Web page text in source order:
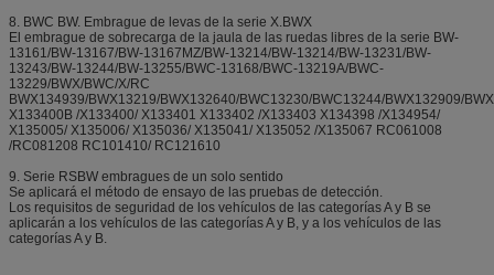
8. BWC BW. Embrague de levas de la serie X.BWX
El embrague de sobrecarga de la jaula de las ruedas libres de la serie BW-
13161/BW-13167/BW-13167MZ/BW-13214/BW-13214/BW-13231/BW-
13243/BW-13244/BW-13255/BWC-13168/BWC-13219A/BWC-
13229/BWX/BWC/X/RC
BWX134939/BWX13219/BWX132640/BWC13230/BWC13244/BWX132909/
X133400B /X133400/ X133401 X133402 /X133403 X134398 /X134954/
X135005/ X135006/ X135036/ X135041/ X135052 /X135067 RC061008
/RC081208 RC101410/ RC121610
9. Serie RSBW embragues de un solo sentido
Se aplicará el método de ensayo de las pruebas de detección.
Los requisitos de seguridad de los vehículos de las categorías A y B se
aplicarán a los vehículos de las categorías A y B, y a los vehículos de las
categorías A y B.